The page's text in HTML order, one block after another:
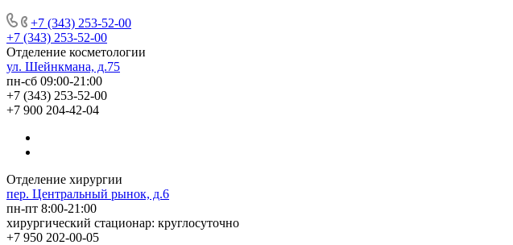
+7 (343) 253-52-00
+7 (343) 253-52-00
Отделение косметологии
ул. Шейнкмана, д.75
пн-сб 09:00-21:00
+7 (343) 253-52-00
+7 900 204-42-04
Отделение хирургии
пер. Центральный рынок, д.6
пн-пт 8:00-21:00
хирургический стационар: круглосуточно
+7 950 202-00-05